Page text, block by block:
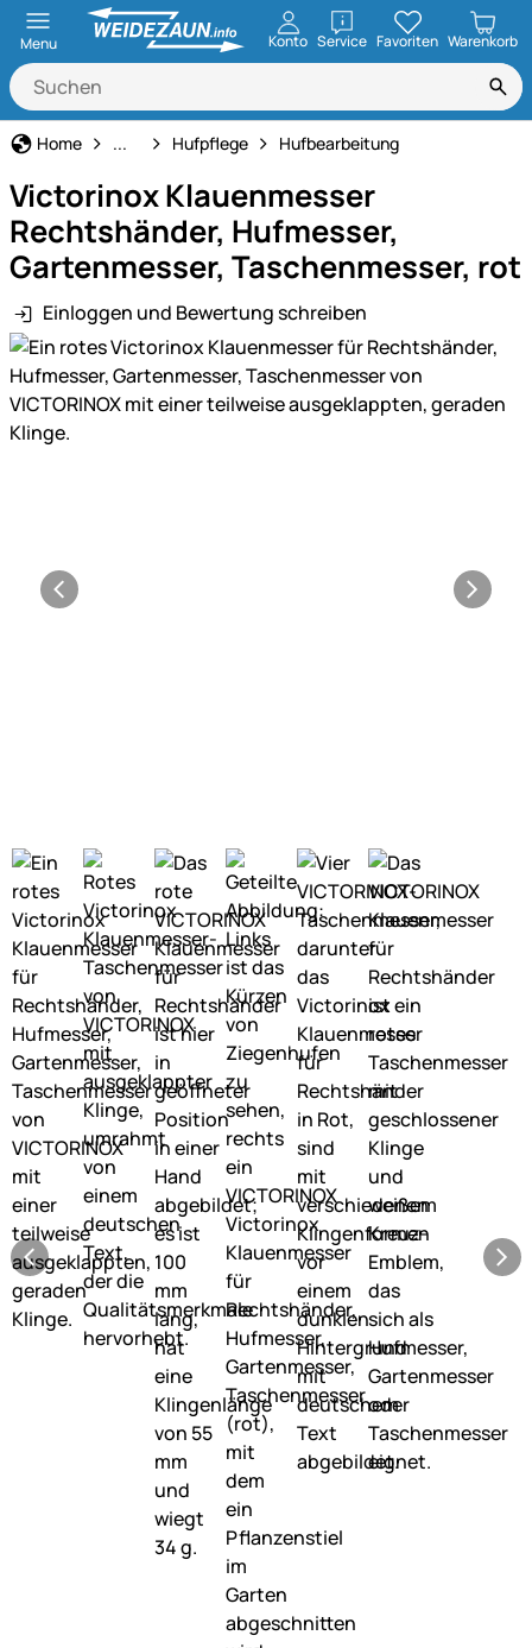
Menu Konto ServiceöffnenFavoriten Warenkorb
Home Pferdehaltung
... Hufpflege Hufbearbeitung
Victorinox Klauenmesser
Rechtshänder, Hufmesser,
Gartenmesser, Taschenmesser, rot
Einloggen und Bewertung schreiben
Produktgalerie